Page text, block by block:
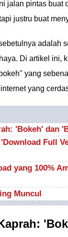
jalan pintas buat
justru buat
adalah
Di artikel ini,
yang
yang
'Bokeh' dan
Full
yang 100%
Muncul